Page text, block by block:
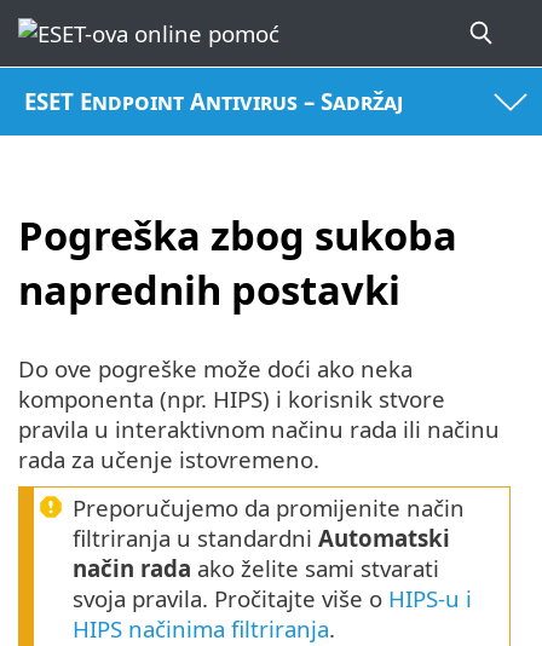
ESET Endpoint Antivirus – Sadržaj
Pogreška zbog sukoba
naprednih postavki
Do ove pogreške može doći ako neka
komponenta (npr. HIPS) i korisnik stvore
pravila u interaktivnom načinu rada ili načinu
rada za učenje istovremeno.
Preporučujemo da promijenite način
filtriranja u standardni Automatski
način rada ako želite sami stvarati
svoja pravila. Pročitajte više o HIPS-u i
HIPS načinima filtriranja.